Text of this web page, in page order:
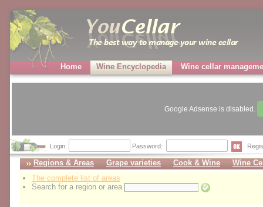
Home Wine Encyclopedia Wine cellar
Google Adsense is disabled.
Login: Password:
Regions & Areas Grape varieties Cook & Wine
Wine
The complete list of areas
Search for a region or area